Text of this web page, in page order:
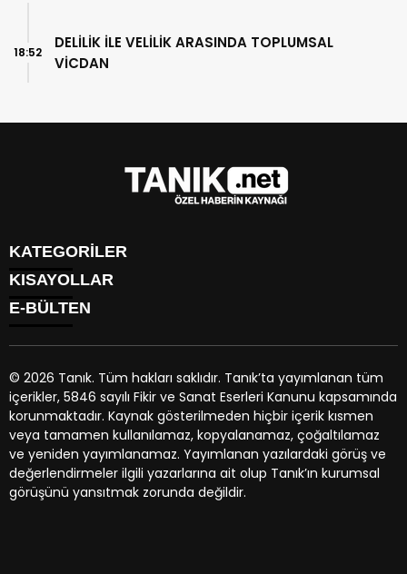
DELİLİK İLE VELİLİK ARASINDA TOPLUMSAL
VİCDAN
18:52
KATEGORİLER
GÜNDEM
EKONOMİ
SİYASET
YAŞAM
BİYOGRAFİLER
EGE BÖLGESİ
KISAYOLLAR
HAVA DURUMU
TRAFİK DURUMU
PUAN DURUMU
PİYASALAR
HİSSELER
PARİTELER
KÜNYE
İLETİŞİM
E-BÜLTEN
tanik.nete-bültenine abone olarak, tarafınıza haber, duyuru
ve kampanya içerikli e-postaların gönderilmesini kabul etmiş
olursunuz.
© 2026 Tanık. Tüm hakları saklıdır. Tanık’ta yayımlanan tüm
içerikler, 5846 sayılı Fikir ve Sanat Eserleri Kanunu kapsamında
korunmaktadır. Kaynak gösterilmeden hiçbir içerik kısmen
veya tamamen kullanılamaz, kopyalanamaz, çoğaltılamaz
ve yeniden yayımlanamaz. Yayımlanan yazılardaki görüş ve
değerlendirmeler ilgili yazarlarına ait olup Tanık’ın kurumsal
görüşünü yansıtmak zorunda değildir.